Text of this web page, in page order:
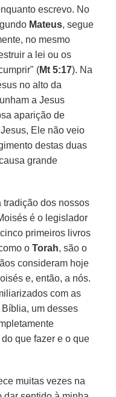
escrevo. No
Mateus, segue
no mesmo
a lei ou os
(Mt 5:17). Na
no alto da
a Jesus
aparição de
Ele não veio
destas duas
grande
tradição dos nossos
é o legislador
primeiros livros
oTorah, são o
consideram hoje
e, então, a nós.
com as
um desses
que fazer e o que
muitas vezes na